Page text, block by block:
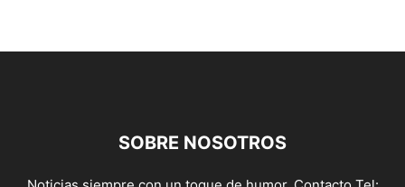
SOBRE NOSOTROS